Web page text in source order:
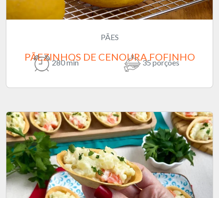
PÃES
PÃEZINHOS DE CENOURA FOFINHO
280 min 35 porções